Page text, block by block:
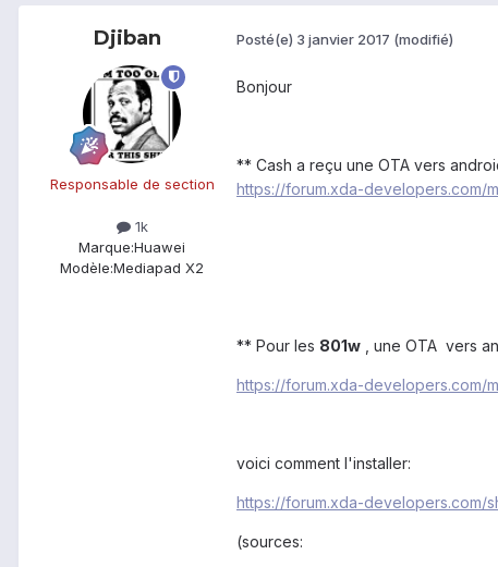
Djiban
Responsable de section
1k
Marque:Huawei
Modèle:Mediapad X2
Posté(e) 3 janvier 2017 (modifié)
Bonjour
** Cash a reçu une OTA vers
https://forum.xda-developers.com/
** Pour les 801w , une OTA vers
https://forum.xda-developers.com/
voici comment l'installer:
https://forum.xda-developers.com/
(sources: